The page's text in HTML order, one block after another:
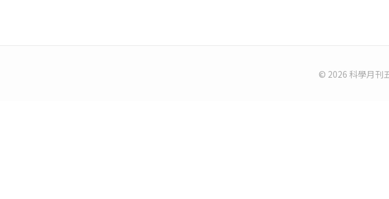
© 2026 科學月刊